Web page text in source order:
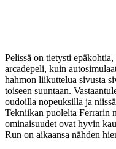
Pelissä on tietysti
arcadepeli, kuin
hahmon liikuttelua sivusta
toiseen suuntaan.
oudoilla nopeuksilla ja
Tekniikan puolelta Ferrarin
ominaisuudet ovat hyvin
Run on aikaansa nähden